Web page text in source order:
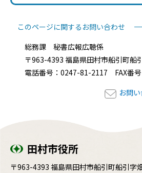
このページに関するお問い合わせ
総務課 秘書広報広聴係
〒963-4393 福島県田村市船引町船
電話番号：0247-81-2117 FAX番
お問
田村市役所
〒963-4393 福島県田村市船引町船引字